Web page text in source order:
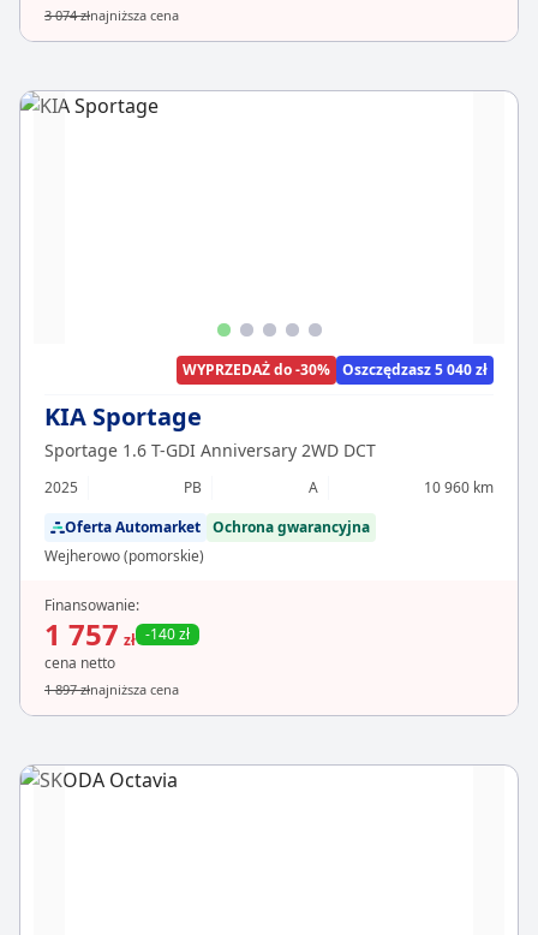
3 074 złnajniższa cena
WYPRZEDAŻ do -30% Oszczędzasz 5 040 zł
KIA Sportage
Sportage 1.6 T-GDI Anniversary 2WD DCT
2025 PB A
10 960 km
Oferta Automarket Ochrona gwarancyjna
Wejherowo (pomorskie)
Finansowanie:
1 757 zł -140 zł
cena netto
1 897 złnajniższa cena